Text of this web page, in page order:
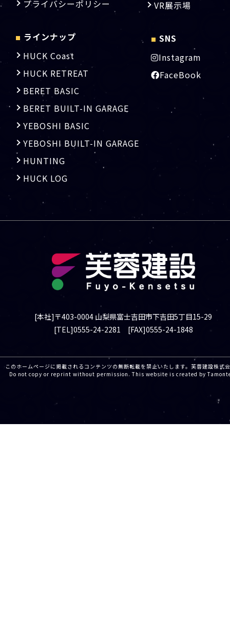
プライバシーポリシー
VR展示場
■ ラインナップ
HUCK Coast
HUCK RETREAT
BERET BASIC
BERET BUILT-IN GARAGE
YEBOSHI BASIC
YEBOSHI BUILT-IN GARAGE
HUNTING
HUCK LOG
■ SNS
Instagram
FaceBook
[本社]〒403-0004 山梨県富士吉田市下吉田5丁目15-29
[TEL]0555-24-2281 [FAX]0555-24-1848
このホームページに掲載されるコンテンツの無断転載を禁止いたします。芙蓉建設株
Do not copy or reprint without permission. This website is created by